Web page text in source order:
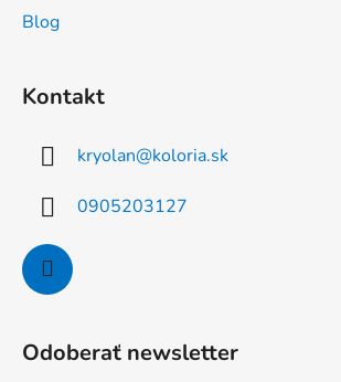
Blog
Kontakt
kryolan@koloria.sk
0905203127
Odoberať newsletter